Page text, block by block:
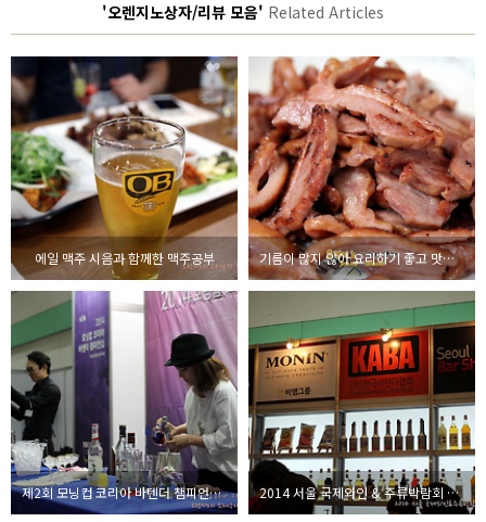
'오렌지노상자/리뷰 모음' Related Articles
에일 맥주 시음과 함께한 맥주공부 기름이 많지 않아 요리하기 좋고 맛있는 훈제오리 오달진 시식기
제2회 모닝컵 코리아 바텐더 챔피언쉽 2014 현장 2014 서울 국제와인 & 주류박람회 현장 스케치 4/17~4/19